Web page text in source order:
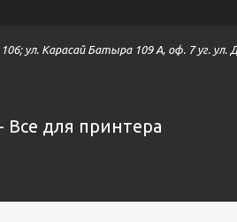
ул. Карасай Батыра 109 А, оф. 7 уг. ул.
Все для принтера